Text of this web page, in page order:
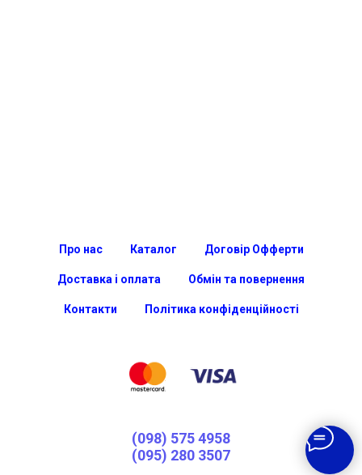
Про нас Каталог Договір Офферти
Доставка і оплата Обмін та повернення
Контакти Політика конфіденційності
(098) 575 4958
(095) 280 3507